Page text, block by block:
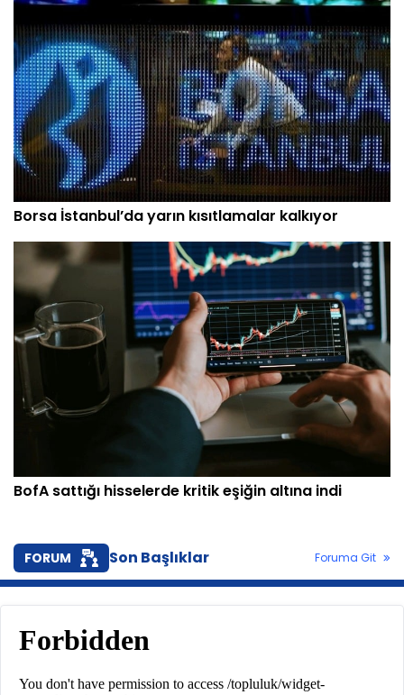
Borsa İstanbul’da yarın kısıtlamalar kalkıyor
BofA sattığı hisselerde kritik eşiğin altına indi
FORUM Son Başlıklar Foruma Git